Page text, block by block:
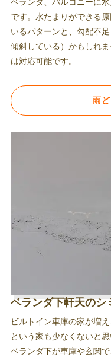
です。水たまりができる
いるパターンと、勾配不
傾斜している）かもしれ
は対応可能です。
雨
ベランダ下軒天のシ
ビルトイン車庫の家が増
という家も少なくないと思
ベランダ下が車庫や玄関